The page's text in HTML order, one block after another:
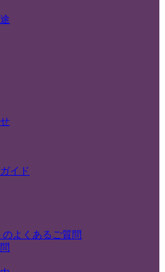
イド
よくあるご質問